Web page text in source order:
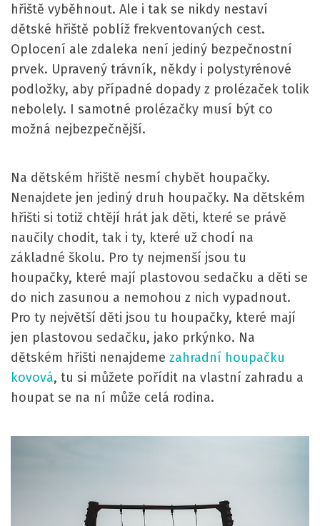
hřiště vyběhnout. Ale i tak se nikdy nestaví
dětské hřiště poblíž frekventovaných cest.
Oplocení ale zdaleka není jediný bezpečnostní
prvek. Upravený trávník, někdy i polystyrénové
podložky, aby případné dopady z prolézaček tolik
nebolely. I samotné prolézačky musí být co
možná nejbezpečnější.
Na dětském hřiště nesmí chybět houpačky.
Nenajdete jen jediný druh houpačky. Na dětském
hřišti si totiž chtějí hrát jak děti, které se právě
naučily chodit, tak i ty, které už chodí na
základné školu. Pro ty nejmenší jsou tu
houpačky, které mají plastovou sedačku a děti se
do nich zasunou a nemohou z nich vypadnout.
Pro ty největší děti jsou tu houpačky, které mají
jen plastovou sedačku, jako prkýnko. Na
dětském hřišti nenajdeme zahradní houpačku
kovová, tu si můžete pořídit na vlastní zahradu a
houpat se na ní může celá rodina.